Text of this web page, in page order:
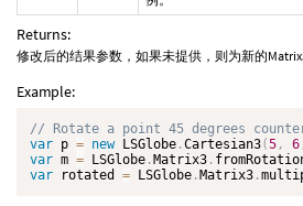
Returns:
修改后的结果参数，如果未提供，则为新的
Example:
var p = new LSGlobe .Cartesian3(5 , 6
var m = LSGlobe . Matrix3 .
var rotated = LSGlobe . Matrix3 .